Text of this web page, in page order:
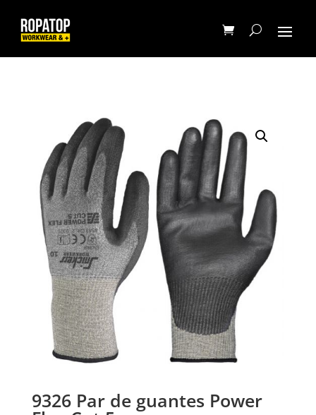
9326 Par de guantes Power